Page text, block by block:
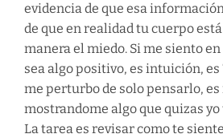
evidencia de que esa
de que en realidad tu cuerpo
manera el miedo. Si me siento
sea algo positivo, es intuición, es
me perturbo de solo pensarlo,
mostrandome algo que quizas yo
La tarea es revisar como te